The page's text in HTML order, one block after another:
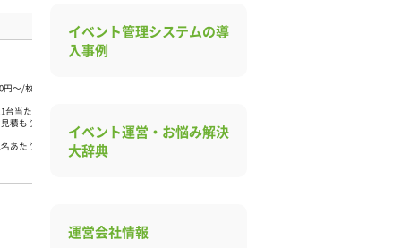
追加コスト
～/枚
当たり
積もり
あたり
■オンライン販売
締め手数料：330円（決済なしの月は発生しない）
イベント管理システムの導
入事例
イベント運営・お悩み解決
大辞典
運営会社情報